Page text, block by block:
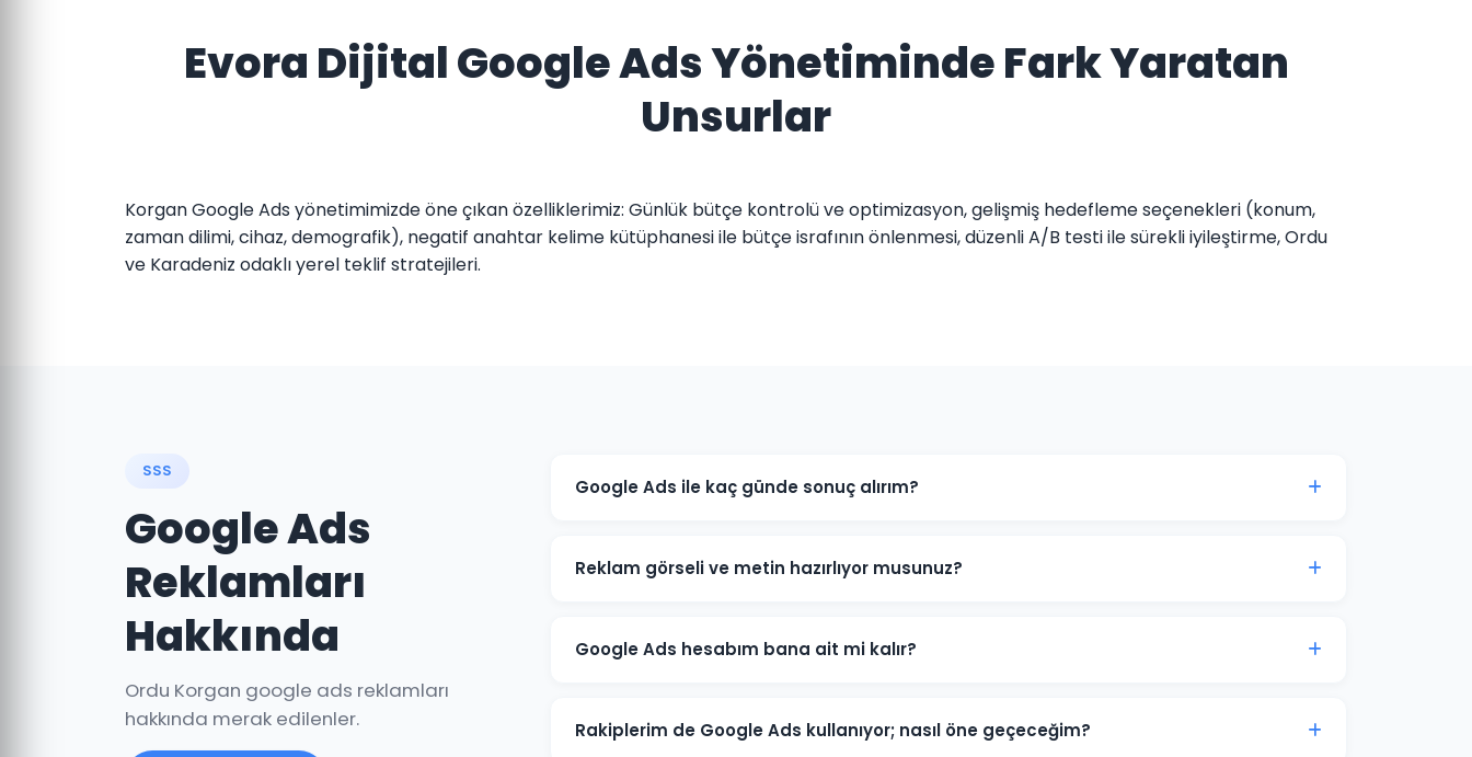
Evora Dijital Google Ads Yönetiminde Fark Yaratan
Unsurlar
Korgan Google Ads yönetimimizde öne çıkan özelliklerimiz: Günlük bütçe kontrolü ve optimizasyon, gelişmiş hedefleme seçenekleri (konum,
zaman dilimi, cihaz, demografik), negatif anahtar kelime kütüphanesi ile bütçe israfının önlenmesi, düzenli A/B testi ile sürekli iyileştirme, Ordu
ve Karadeniz odaklı yerel teklif stratejileri.
SSS
Google Ads
Reklamları
Hakkında
Ordu Korgan google ads reklamları
hakkında merak edilenler.
Google Ads ile kaç günde sonuç alırım?
ve dönüşümler üretmeye başlar. İlk ay veri toplama, ikinci aydan itibaren optimizasyon yoğunlaşır.
Reklam görseli ve metin hazırlıyor musunuz?
tüm kreatif içerikleri üretiyoruz. İçerikler hedef kitlenize ve sektörünüze özel hazırlanır.
Google Ads hesabım bana ait mi kalır?
seviyesinde değil, reklam yöneticisi seviyesinde sağlanır. İş ilişkisi sona erdiğinde hesap üzerinde
tam kontrole sahip olursunuz.
Rakiplerim de Google Ads kullanıyor; nasıl öne geçeceğim?